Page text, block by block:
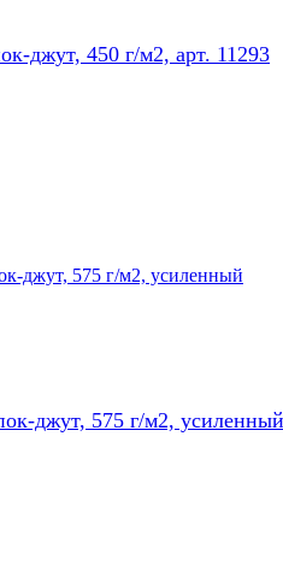
джут, 450 г/м2, арт. 11293
джут, 575 г/м2, усиленный